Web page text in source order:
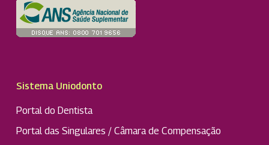
Sistema Uniodonto
Portal do Dentista
Portal das Singulares / Câmara de Compensação